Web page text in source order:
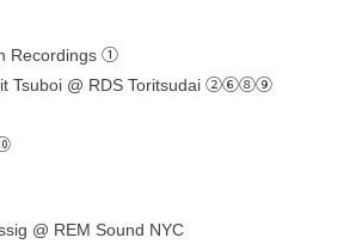
Recordings ①
Tsuboi @ RDS Toritsudai ②⑥⑧⑨
@ REM Sound NYC